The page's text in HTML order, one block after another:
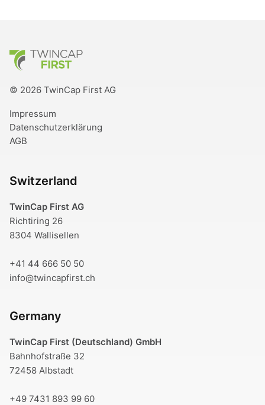
TwinCap First
© 2026 TwinCap First AG
Impressum
Datenschutzerklärung
AGB
Switzerland
TwinCap First AG
Richtiring 26
8304 Wallisellen
+41 44 666 50 50
info@twincapfirst.ch
Germany
TwinCap First (Deutschland) GmbH
Bahnhofstraße 32
72458 Albstadt
+49 7431 893 99 60